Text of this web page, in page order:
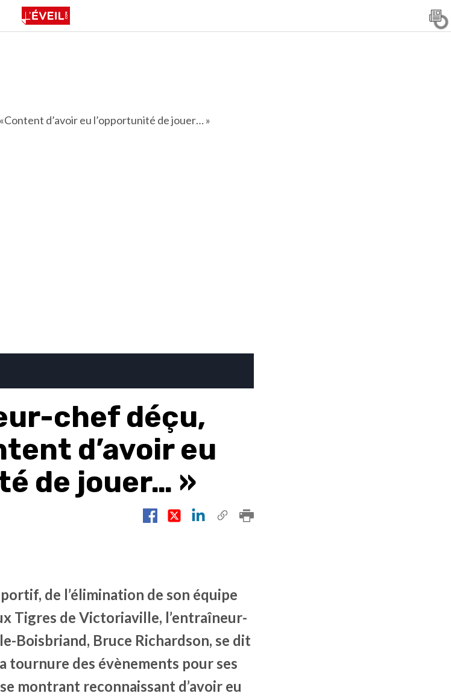
chef déçu,
d’avoir eu
de jouer… »
de l’élimination de son équipe
Tigres de Victoriaville, l’entraîneur-
Boisbriand, Bruce Richardson, se dit
tournure des évènements pour ses
montrant reconnaissant d’avoir eu